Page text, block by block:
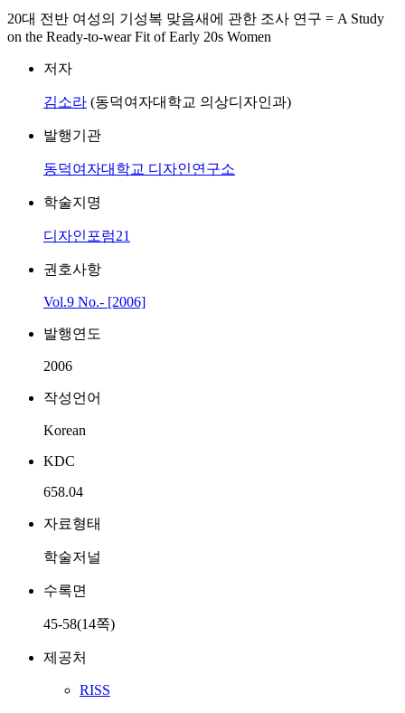
20대 전반 여성의 기성복 맞음새에 관한 조사 연구 = A Study
on the Ready-to-wear Fit of Early 20s Women
저자
김소라 (동덕여자대학교 의상디자인과)
발행기관
동덕여자대학교 디자인연구소
학술지명
디자인포럼21
권호사항
Vol.9 No.- [2006]
발행연도
2006
작성언어
Korean
KDC
658.04
자료형태
학술저널
수록면
45-58(14쪽)
제공처
RISS